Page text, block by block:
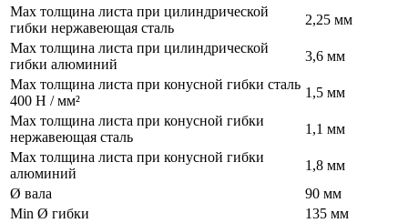
Max толщина листа при цилиндрической
гибки нержавеющая сталь
2,25 мм
Max толщина листа при цилиндрической
гибки алюминий
3,6 мм
Max толщина листа при конусной гибки сталь
400 Н / мм²
1,5 мм
Max толщина листа при конусной гибки
нержавеющая сталь
1,1 мм
Max толщина листа при конусной гибки
алюминий
1,8 мм
Ø вала
90 мм
Min Ø гибки
135 мм